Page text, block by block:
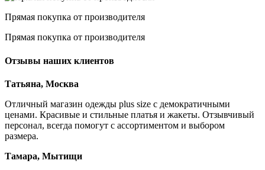
Прямая покупка от производителя
Прямая покупка от производителя
Отзывы наших клиентов
Татьяна, Москва
Отличный магазин одежды plus size с демократичными
ценами. Красивые и стильные платья и жакеты. Отзывчивый
персонал, всегда помогут с ассортиментом и выбором
размера.
Тамара, Мытищи